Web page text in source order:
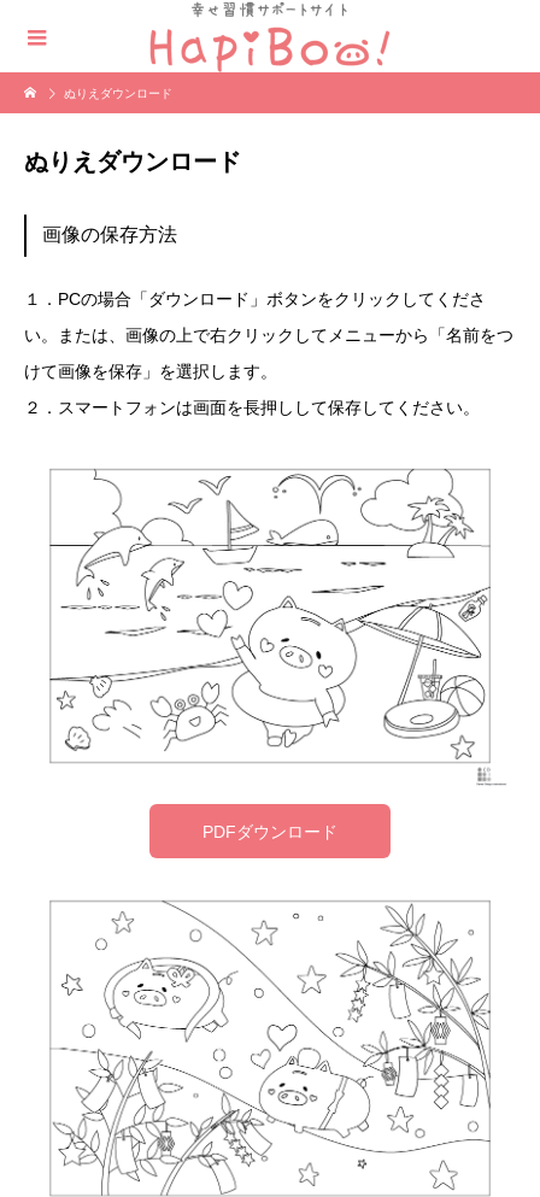
ぬりえダウンロード
ぬりえダウンロード
画像の保存方法
１．PCの場合「ダウンロード」ボタンをクリックしてくださ
い。または、画像の上で右クリックしてメニューから「名前をつ
けて画像を保存」を選択します。
２．スマートフォンは画面を長押しして保存してください。
PDFダウンロード